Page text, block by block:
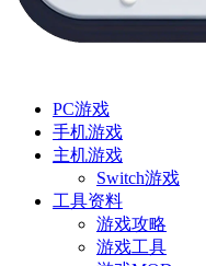
PC游戏
手机游戏
主机游戏
Switch游戏
工具资料
游戏攻略
游戏工具